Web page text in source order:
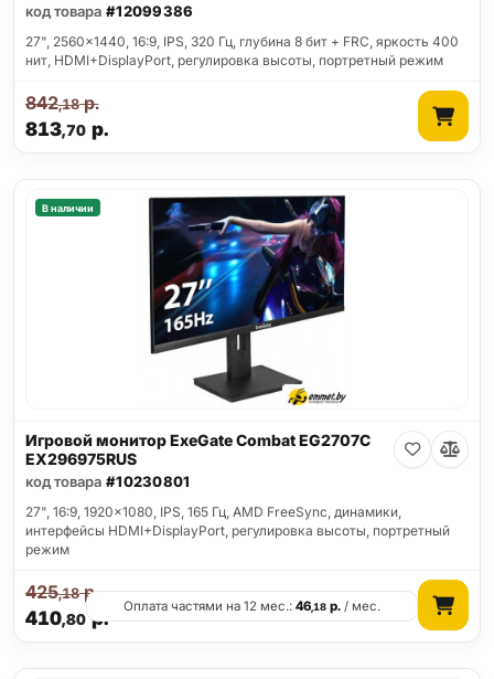
код товара #12099386
27", 2560x1440, 16:9, IPS, 320 Гц, глубина 8 бит + FRC, яркость 400
нит, HDMI+DisplayPort, регулировка высоты, портретный режим
813,70р.
842,18р.
В наличии
Игровой монитор ExeGate Combat EG2707C
EX296975RUS
код товара #10230801
27", 16:9, 1920x1080, IPS, 165 Гц, AMD FreeSync, динамики,
интерфейсы HDMI+DisplayPort, регулировка высоты, портретный
режим
410,80р.
425,18р.
Оплата частями на 12 мес.:46,18 р. / мес.